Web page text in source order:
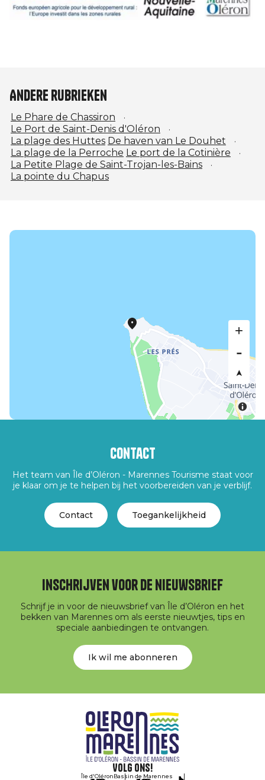
Andere rubrieken
Le Phare de Chassiron
Le Port de Saint-Denis d'Oléron
La plage des Huttes De haven van Le Douhet
La plage de la Perroche Le port de la Cotinière
La Petite Plage de Saint-Trojan-les-Bains
La pointe du Chapus
Contact
Het team van Île d’Oléron - Marennes Tourisme staat voor
je klaar om je te helpen bij het voorbereiden van je verblijf.
Contact Toegankelijkheid
Inschrijven voor de nieuwsbrief
Schrijf je in voor de nieuwsbrief van Île d’Oléron en het
bekken van Marennes om als eerste nieuwtjes, tips en
speciale aanbiedingen te ontvangen.
Ik wil me abonneren
Volg ons!
Île d'OléronBassin de Marennes